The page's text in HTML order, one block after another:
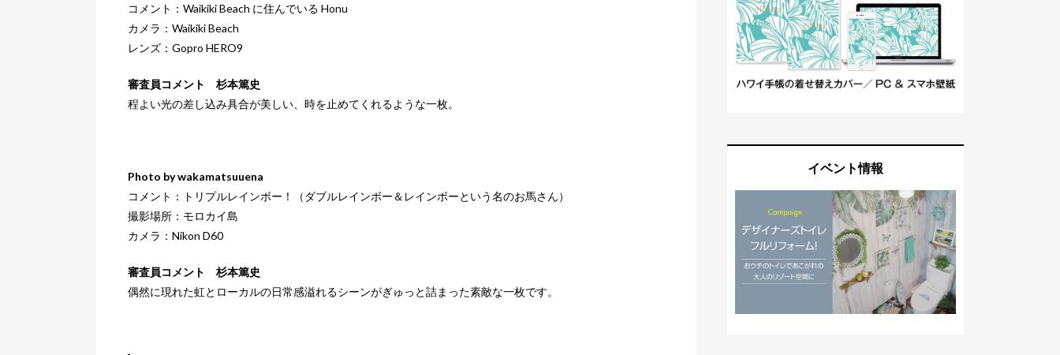
コメント：Waikiki Beach に住んでいる Honu
カメラ：Waikiki Beach
レンズ：Gopro HERO9
審査員コメント 杉本篤史
程よい光の差し込み具合が美しい、時を止めてくれるような一枚。
Photo by wakamatsuuena
コメント：トリプルレインボー！（ダブルレインボー＆レインボーという名のお馬さん）
撮影場所：モロカイ島
カメラ：Nikon D60
審査員コメント 杉本篤史
偶然に現れた虹とローカルの日常感溢れるシーンがぎゅっと詰まった素敵な一枚です。
イベント情報